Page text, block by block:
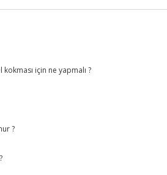
için ne yapmalı ?
?